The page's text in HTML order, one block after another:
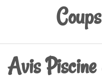
Avis